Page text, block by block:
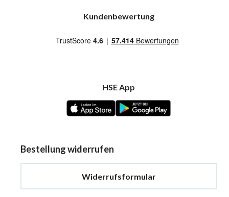
Kundenbewertung
HSE App
Bestellung widerrufen
Widerrufsformular